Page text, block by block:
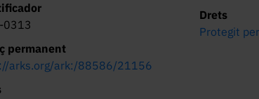
0313
permanent
arks.org/ark:/88586/21156
Drets
Protegit